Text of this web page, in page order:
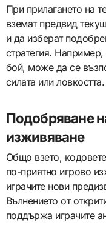
При прилагането на
вземат предвид
и да изберат
стратегия.
бой, може да се
силата или ловкостта.
Подобряване
изживяване
Общо взето,
по-приятно игрово
играчите нови
Вълнението от
поддържа играчите